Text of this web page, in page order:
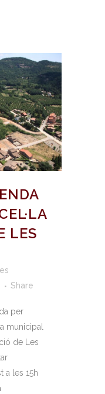
LES
Share
per
municipal
de Les
a les 15h